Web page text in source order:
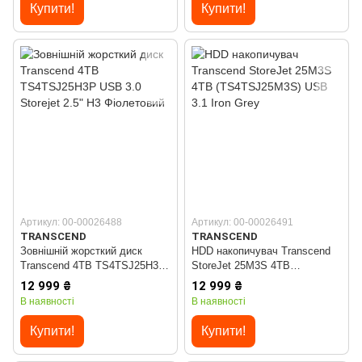
Купити! Купити!
Артикул: 00-00026488
TRANSCEND
Зовнішній жорсткий диск
Transcend 4TB TS4TSJ25H3P
USB 3.0 Storejet 2.5" H3
Фіолетовий
12 999 ₴
В наявності
Купити!
Артикул: 00-00026491
TRANSCEND
HDD накопичувач Transcend
StoreJet 25M3S 4TB
(TS4TSJ25M3S) USB 3.1 Iron
Grey
12 999 ₴
В наявності
Купити!